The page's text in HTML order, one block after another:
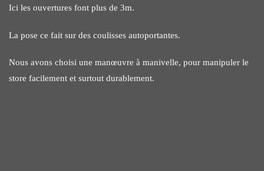
Ici les ouvertures font plus de 3m.
La pose ce fait sur des coulisses autoportantes.
Nous avons choisi une manœuvre à manivelle, pour manipuler le
store facilement et surtout durablement.